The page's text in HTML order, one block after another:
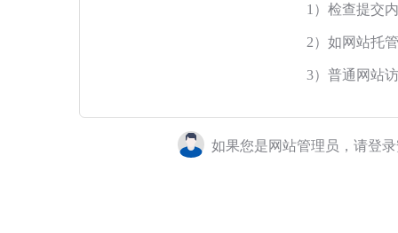
1）检查提交
2）如网站托
3）普通网站
如果您是网站管理员，请登